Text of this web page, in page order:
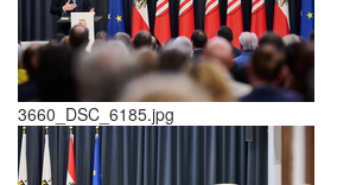
3660_DSC_6185.jpg